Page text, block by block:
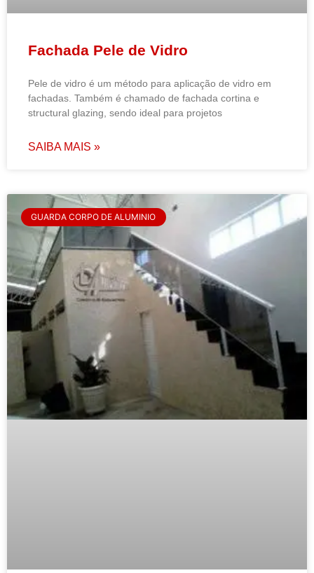
Fachada Pele de Vidro
Pele de vidro é um método para aplicação de vidro em
fachadas. Também é chamado de fachada cortina e
structural glazing, sendo ideal para projetos
SAIBA MAIS »
GUARDA CORPO DE ALUMINIO